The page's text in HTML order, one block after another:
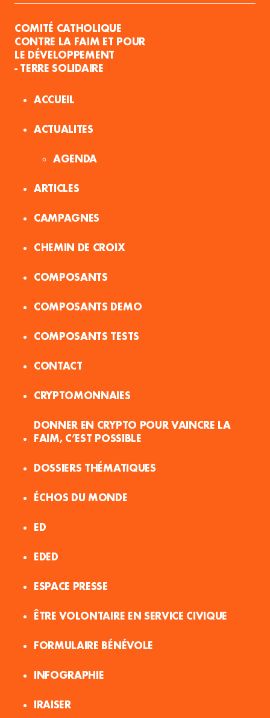
COMITÉ CATHOLIQUE
CONTRE LA FAIM ET POUR
LE DÉVELOPPEMENT
- TERRE SOLIDAIRE
ACCUEIL
ACTUALITES
AGENDA
ARTICLES
CAMPAGNES
CHEMIN DE CROIX
COMPOSANTS
COMPOSANTS DEMO
COMPOSANTS TESTS
CONTACT
CRYPTOMONNAIES
DONNER EN CRYPTO POUR VAINCRE LA
FAIM, C’EST POSSIBLE
DOSSIERS THÉMATIQUES
ÉCHOS DU MONDE
ED
EDED
ESPACE PRESSE
ÊTRE VOLONTAIRE EN SERVICE CIVIQUE
FORMULAIRE BÉNÉVOLE
INFOGRAPHIE
IRAISER